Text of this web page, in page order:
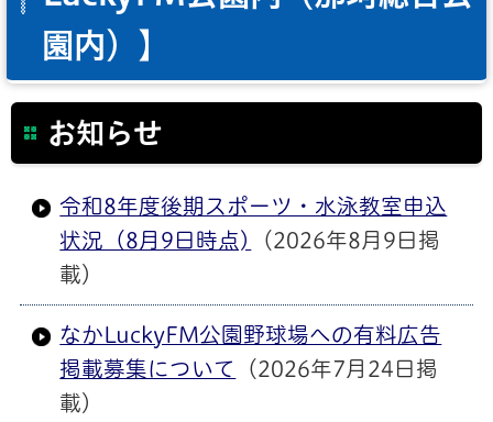
園内）】
お知らせ
令和8年度後期スポーツ・水泳教室申込
状況（8月9日時点)
（2026年8月9日掲
載）
なかLuckyFM公園野球場への有料広告
掲載募集について
（2026年7月24日掲
載）